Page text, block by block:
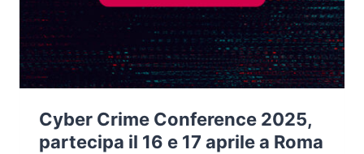
Cyber Crime Conference 2025,
partecipa il 16 e 17 aprile a Roma